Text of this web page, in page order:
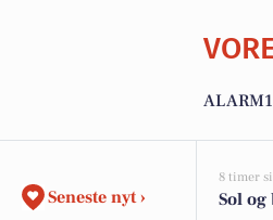
Seneste nyt ›
8 timer
Sol